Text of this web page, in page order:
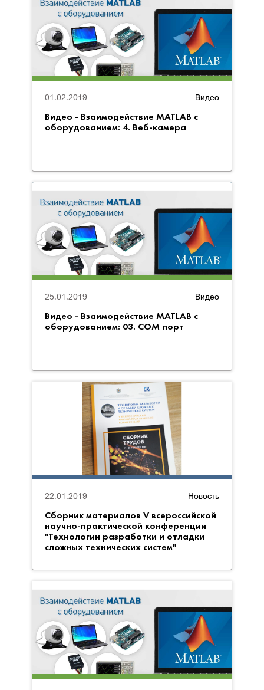
Видео
Видео - Взаимодействие MATLAB с
оборудованием: 4. Веб-камера
01.02.2019
Видео
Видео - Взаимодействие MATLAB с
оборудованием: 03. COM порт
25.01.2019
Новость
Сборник материалов V всероссийской
научно-практической конференции
"Технологии разработки и отладки
сложных технических систем"
22.01.2019